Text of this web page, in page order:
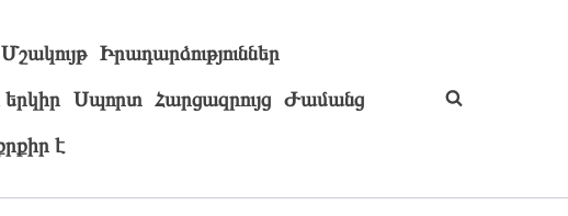
Մշակույթ Իրադարձություններ
Սպորտ Հարցազրույց Ժամանց
է